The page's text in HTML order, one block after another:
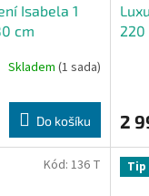
Isabela 1
cm
Skladem (1 sada)
Do košíku
220
2
Kód: 136 T Tip